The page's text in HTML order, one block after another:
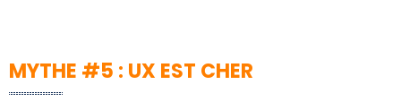
MYTHE #5 : UX EST CHER